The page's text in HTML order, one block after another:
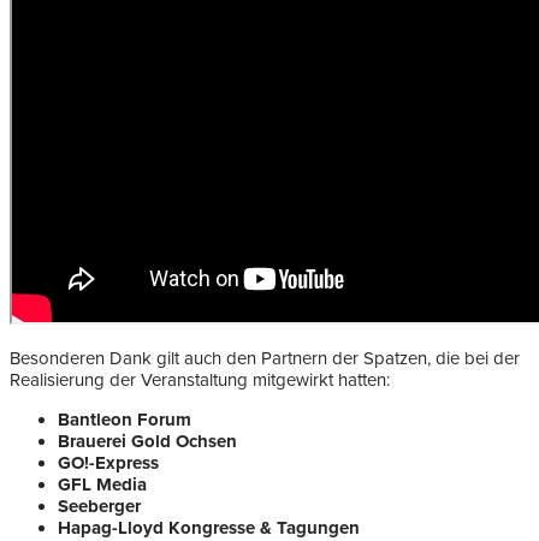
Besonderen Dank gilt auch den Partnern der Spatzen, die bei der
Realisierung der Veranstaltung mitgewirkt hatten:
Bantleon Forum
Brauerei Gold Ochsen
GO!-Express
GFL Media
Seeberger
Hapag-Lloyd Kongresse & Tagungen